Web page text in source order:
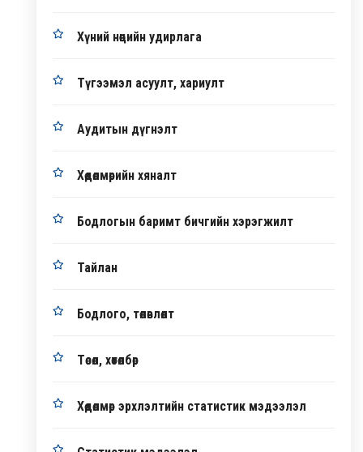
Хүний нөөцийн удирлага
Түгээмэл асуулт, хариулт
Аудитын дүгнэлт
Хөдөлмөрийн хяналт
Бодлогын баримт бичгийн хэрэгжилт
Тайлан
Бодлого, төлөвлөлт
Төсөл, хөтөлбөр
Хөдөлмөр эрхлэлтийн статистик мэдээлэл